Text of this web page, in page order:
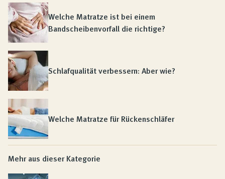
Welche Matratze ist bei einem
Bandscheibenvorfall die richtige?
Schlafqualität verbessern: Aber wie?
Welche Matratze für Rückenschläfer
Mehr aus dieser Kategorie